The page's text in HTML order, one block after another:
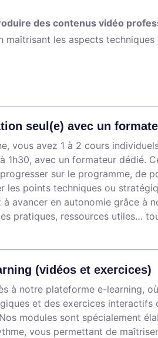
des contenus vidéo
maîtrisant les aspects
seul(e) avec un
vous avez 1 à 2 cours
1h30, avec un formateur dédié.
sur le programme, de
les points techniques ou
à avancer en autonomie grâce à
pratiques, ressources utiles…
(vidéos et exercices)
à notre plateforme e-learning,
et des exercices interactifs
modules sont spécialement
vous permettant de